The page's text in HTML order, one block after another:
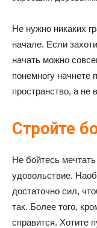
Не нужно никаких
начале. Если
начать можно
понемногу
пространство, а не
Стройте
Не бойтесь
удовольствие.
достаточно сил,
так. Более того,
справится. Хотите